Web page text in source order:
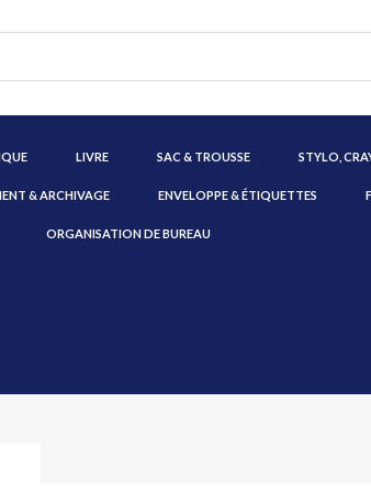
LIVRE SAC & TROUSSE STYLO,
& ARCHIVAGE ENVELOPPE & ÉTIQUETTES
ORGANISATION DE BUREAU